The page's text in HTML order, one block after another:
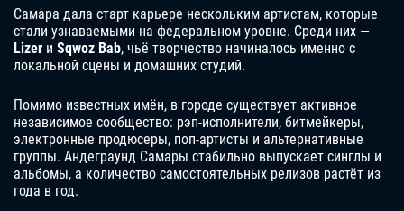
Самара дала старт карьере нескольким артистам, которые
стали узнаваемыми на федеральном уровне. Среди них —
Lizer и Sqwoz Bab, чьё творчество начиналось именно с
локальной сцены и домашних студий.
Помимо известных имён, в городе существует активное
независимое сообщество: рэп-исполнители, битмейкеры,
электронные продюсеры, поп-артисты и альтернативные
группы. Андеграунд Самары стабильно выпускает синглы и
альбомы, а количество самостоятельных релизов растёт из
года в год.